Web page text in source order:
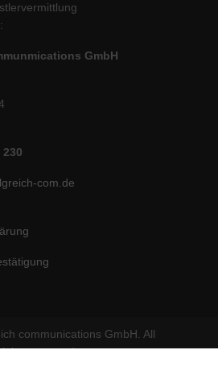
GmbH
230
com.de
communications GmbH. All
reserved.